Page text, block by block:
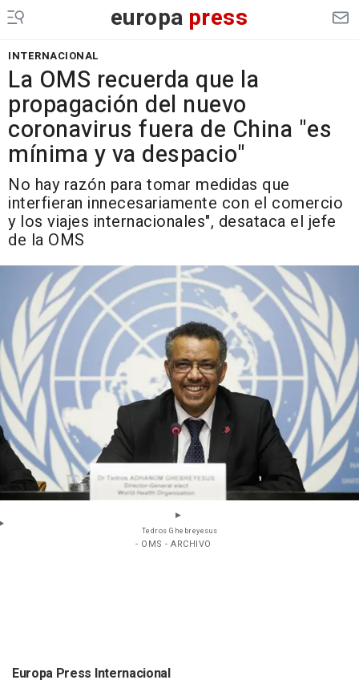
europa press
INTERNACIONAL
La OMS recuerda que la
propagación del nuevo
coronavirus fuera de China "es
mínima y va despacio"
No hay razón para tomar medidas que
interfieran innecesariamente con el comercio
y los viajes internacionales", desataca el jefe
de la OMS
Tedros Ghebreyesus
- OMS - ARCHIVO
Europa Press Internacional